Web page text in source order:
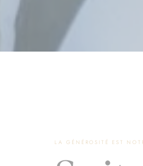
LA GÉNÉROSITÉ EST